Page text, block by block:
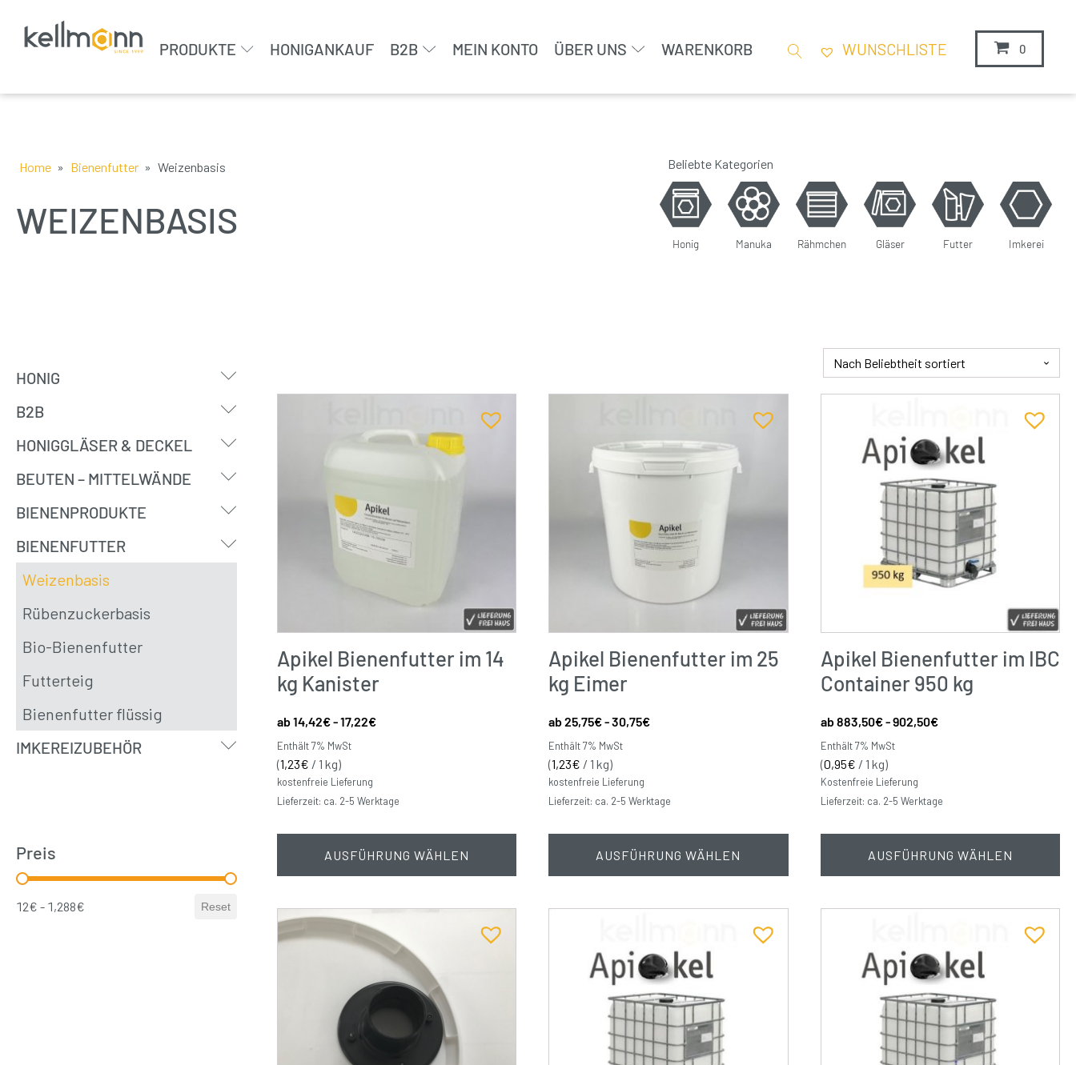
PRODUKTE HONIGANKAUF B2B MEIN KONTO ÜBER UNS WARENKORB WUNSCHLISTE 0
Home » Bienenfutter » Weizenbasis
WEIZENBASIS
Beliebte Kategorien
Honig Manuka Rähmchen Gläser Futter Imkerei
HONIG
B2B
HONIGGLÄSER & DECKEL
BEUTEN – MITTELWÄNDE
BIENENPRODUKTE
BIENENFUTTER
Weizenbasis
Rübenzuckerbasis
Bio-Bienenfutter
Futterteig
Bienenfutter flüssig
IMKEREIZUBEHÖR
Submenu
Preis
Price Range Slider
12€ - 1,288€ Reset
Apikel Bienenfutter im 14
kg Kanister
14,42€-17,22€
Enthält 7% MwSt
(1,23€ / 1 kg)
kostenfreie Lieferung
Lieferzeit: ca. 2-5 Werktage
AUSFÜHRUNG WÄHLEN
Apikel Bienenfutter im 25
kg Eimer
25,75€-30,75€
Enthält 7% MwSt
(1,23€ / 1 kg)
kostenfreie Lieferung
Lieferzeit: ca. 2-5 Werktage
AUSFÜHRUNG WÄHLEN
Apikel Bienenfutter im IBC
Container 950 kg
883,50€-902,50€
Enthält 7% MwSt
(0,95€ / 1 kg)
Kostenfreie Lieferung
Lieferzeit: ca. 2-5 Werktage
AUSFÜHRUNG WÄHLEN